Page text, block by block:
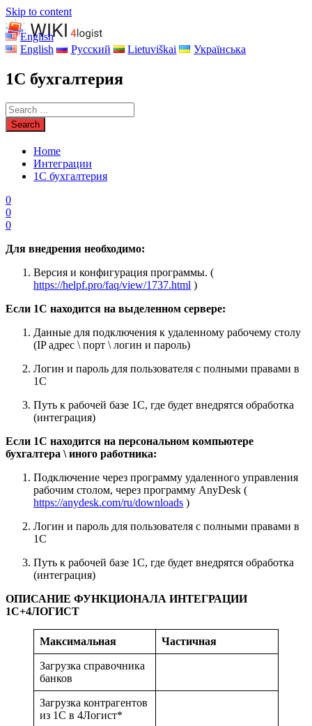
Skip to content
English
English
Русский Lietuviškai Українська
1С бухгалтерия
Home
Интеграции
1С бухгалтерия
0
0
0
Для внедрения необходимо:
Версия и конфигурация программы. (
https://helpf.pro/faq/view/1737.html )
Если 1С находится на выделенном сервере:
Данные для подключения к удаленному рабочему столу
(IP адрес \ порт \ логин и пароль)
Логин и пароль для пользователя с полными правами в
1С
Путь к рабочей базе 1С, где будет внедрятся обработка
(интеграция)
Если 1С находится на персональном компьютере
бухгалтера \ иного работника:
Подключение через программу удаленного управления
рабочим столом, через программу AnyDesk (
https://anydesk.com/ru/downloads )
Логин и пароль для пользователя с полными правами в
1С
Путь к рабочей базе 1С, где будет внедрятся обработка
(интеграция)
ОПИСАНИЕ ФУНКЦИОНАЛА ИНТЕГРАЦИИ
1С+4ЛОГИСТ
Максимальная Частичная
Загрузка справочника
банков
Загрузка контрагентов
из 1С в 4Логист*